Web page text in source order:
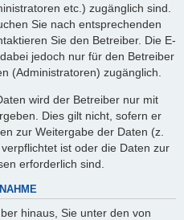
etc.) zugänglich sind.
Sie nach entsprechenden
Sie den Betreiber. Die E-
jedoch nur für den Betreiber
(Administratoren) zugänglich.
wird der Betreiber nur mit
Dies gilt nicht, sofern er
zur Weitergabe der Daten (z.
ist oder die Daten zur
erforderlich sind.
hinaus, Sie unter den von